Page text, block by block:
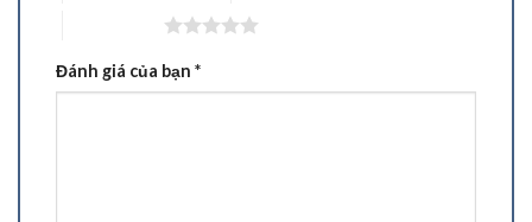
Đánh giá của bạn *